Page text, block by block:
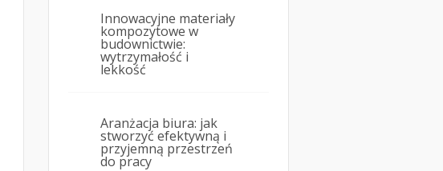
Innowacyjne materiały
kompozytowe w
budownictwie:
wytrzymałość i
lekkość
Aranżacja biura: jak
stworzyć efektywną i
przyjemną przestrzeń
do pracy